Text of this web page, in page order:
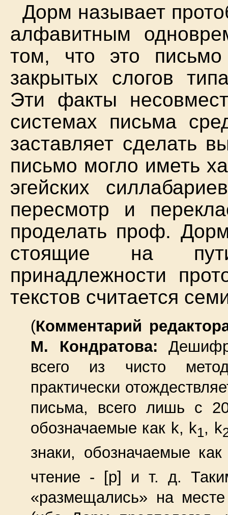
Дорм называет
алфавитным
том, что это
закрытых слогов
Эти факты
системах письма
заставляет сделать
письмо могло иметь
эгейских
пересмотр и
проделать проф.
стоящие на
принадлежности
текстов считается
(Комментарий
М. Кондратова:
всего из чисто
практически
письма, всего лишь с
обозначаемые как k, k1, k
знаки, обозначаемые
чтение - [р] и т. д.
«размещались» на